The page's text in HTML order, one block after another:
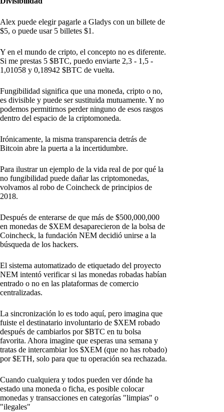
Alex puede elegir pagarle a Gladys con un billete de
$5, o puede usar 5 billetes $1.
Y en el mundo de cripto, el concepto no es diferente.
Si me prestas 5 $BTC, puedo enviarte 2,3 - 1,5 -
1,01058 y 0,18942 $BTC de vuelta.
Fungibilidad significa que una moneda, cripto o no,
es divisible y puede ser sustituida mutuamente. Y no
podemos permitirnos perder ninguno de esos rasgos
dentro del espacio de la criptomoneda.
Irónicamente, la misma transparencia detrás de
Bitcoin abre la puerta a la incertidumbre.
Para ilustrar un ejemplo de la vida real de por qué la
no fungibilidad puede dañar las criptomonedas,
volvamos al robo de Coincheck de principios de
2018.
Después de enterarse de que más de $500,000,000
en monedas de $XEM desaparecieron de la bolsa de
Coincheck, la fundación NEM decidió unirse a la
búsqueda de los hackers.
El sistema automatizado de etiquetado del proyecto
NEM intentó verificar si las monedas robadas habían
entrado o no en las plataformas de comercio
centralizadas.
La sincronización lo es todo aquí, pero imagina que
fuiste el destinatario involuntario de $XEM robado
después de cambiarlos por $BTC en tu bolsa
favorita. Ahora imagine que esperas una semana y
tratas de intercambiar los $XEM (que no has robado)
por $ETH, solo para que tu operación sea rechazada.
Cuando cualquiera y todos pueden ver dónde ha
estado una moneda o ficha, es posible colocar
monedas y transacciones en categorías "limpias" o
"ilegales"